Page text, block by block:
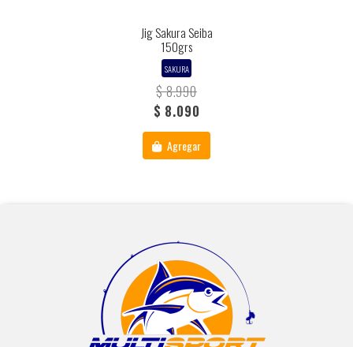
Jig Sakura Seiba
150grs
SAKURA
$ 8.990
$ 8.090
Agregar